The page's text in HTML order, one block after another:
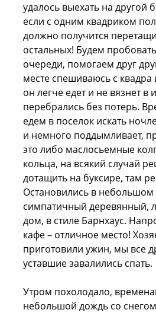
удалось выехать на другой
если с одним квадриком
должно получится
остальных! Будем
очереди, помогаем друг
месте спешиваюсь с квадра
он легче едет и не вязнет в
перебрались без потерь.
едем в поселок искать
и немного поддымливает,
это либо маслосьемные
кольца, на всякий случай
дотащить на буксире, там
Остановились в небольшом
симпатичный деревянный,
дом, в стиле Барнхаус.
кафе – отличное место!
приготовили ужин, мы все
уставшие завалились спать.
Утром похолодало,
небольшой дождь со